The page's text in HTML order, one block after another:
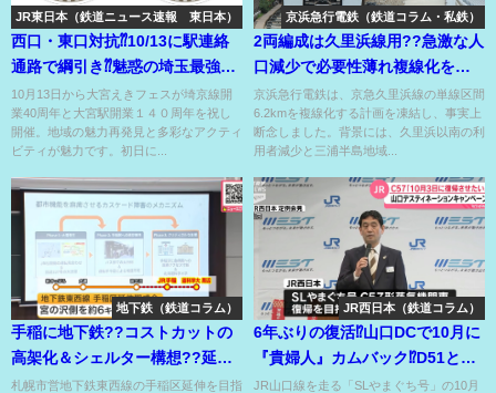
JR東日本（鉄道ニュース速報 東日本）
西口・東口対抗⁇10/13に駅連絡
通路で綱引き⁇魅惑の埼玉最強の
線開業40周年記念バッジ❤
10月13日から大宮えきフェスが埼京線開
業40周年と大宮駅開業１４０周年を祝し
開催。地域の魅力再発見と多彩なアクティ
ビティが魅力です。初日に...
京浜急行電鉄（鉄道コラム・私鉄）
2両編成は久里浜線用??急激な人
口減少で必要性薄れ複線化を凍
結した京急久里浜線??
京浜急行電鉄は、京急久里浜線の単線区間
6.2kmを複線化する計画を凍結し、事実上
断念しました。背景には、久里浜以南の利
用者減少と三浦半島地域...
地下鉄（鉄道コラム）
手稲に地下鉄??コストカットの
高架化＆シェルター構想??延伸
望む期成会がイベント開催!?
札幌市営地下鉄東西線の手稲区延伸を目指
JR西日本（鉄道コラム）
6年ぶりの復活⁉山口DCで10月に
『貴婦人』カムバック⁉D51との
重連ならず⁉
JR山口線を走る「SLやまぐち号」の10月